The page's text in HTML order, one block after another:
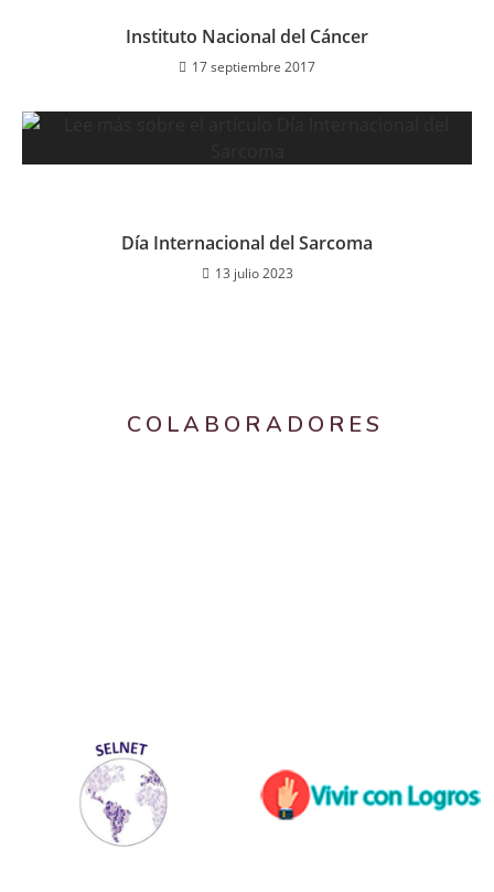
Instituto Nacional del Cáncer
17 septiembre 2017
Día Internacional del Sarcoma
13 julio 2023
COLABORADORES